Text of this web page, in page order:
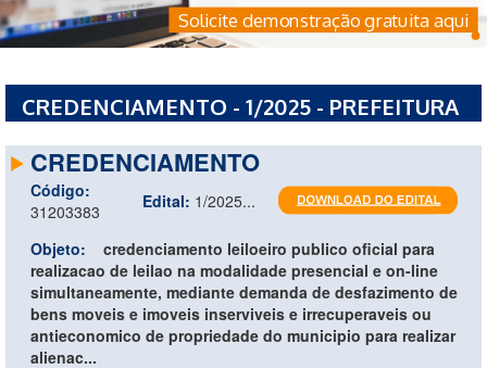
Solicite demonstração gratuita aqui
CREDENCIAMENTO - 1/2025 - PREFEITURA
CREDENCIAMENTO
Código:
31203383
Edital: 1/2025...
Objeto:
credenciamento leiloeiro publico oficial para
realizacao de leilao na modalidade presencial e on-line
simultaneamente, mediante demanda de desfazimento de
bens moveis e imoveis inserviveis e irrecuperaveis ou
antieconomico de propriedade do municipio para realizar
alienac...